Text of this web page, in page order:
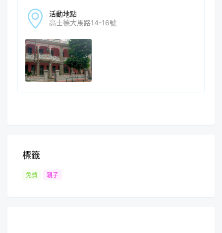
活動地點
高士德大馬路14-16號
標籤
免費 親子